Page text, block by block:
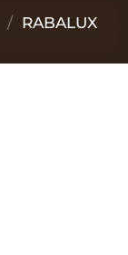
/ RABALUX